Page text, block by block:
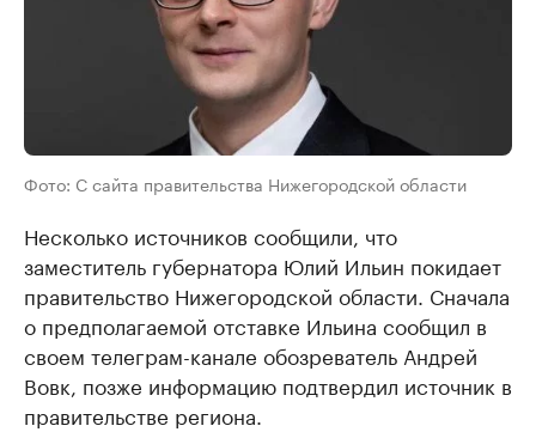
Фото: С сайта правительства Нижегородской области
Несколько источников сообщили, что
заместитель губернатора Юлий Ильин покидает
правительство Нижегородской области. Сначала
о предполагаемой отставке Ильина сообщил в
своем телеграм-канале обозреватель Андрей
Вовк, позже информацию подтвердил источник в
правительстве региона.